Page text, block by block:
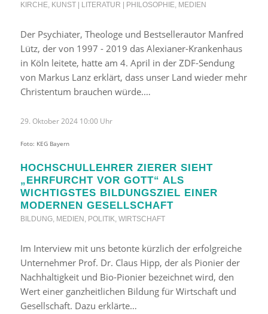
KIRCHE, KUNST | LITERATUR | PHILOSOPHIE, MEDIEN
Der Psychiater, Theologe und Bestsellerautor Manfred
Lütz, der von 1997 - 2019 das Alexianer-Krankenhaus
in Köln leitete, hatte am 4. April in der ZDF-Sendung
von Markus Lanz erklärt, dass unser Land wieder mehr
Christentum brauchen würde.…
29. Oktober 2024 10:00 Uhr
Foto: KEG Bayern
HOCHSCHULLEHRER ZIERER SIEHT
„EHRFURCHT VOR GOTT“ ALS
WICHTIGSTES BILDUNGSZIEL EINER
MODERNEN GESELLSCHAFT
BILDUNG, MEDIEN , POLITIK, WIRTSCHAFT
Im Interview mit uns betonte kürzlich der erfolgreiche
Unternehmer Prof. Dr. Claus Hipp, der als Pionier der
Nachhaltigkeit und Bio-Pionier bezeichnet wird, den
Wert einer ganzheitlichen Bildung für Wirtschaft und
Gesellschaft. Dazu erklärte…